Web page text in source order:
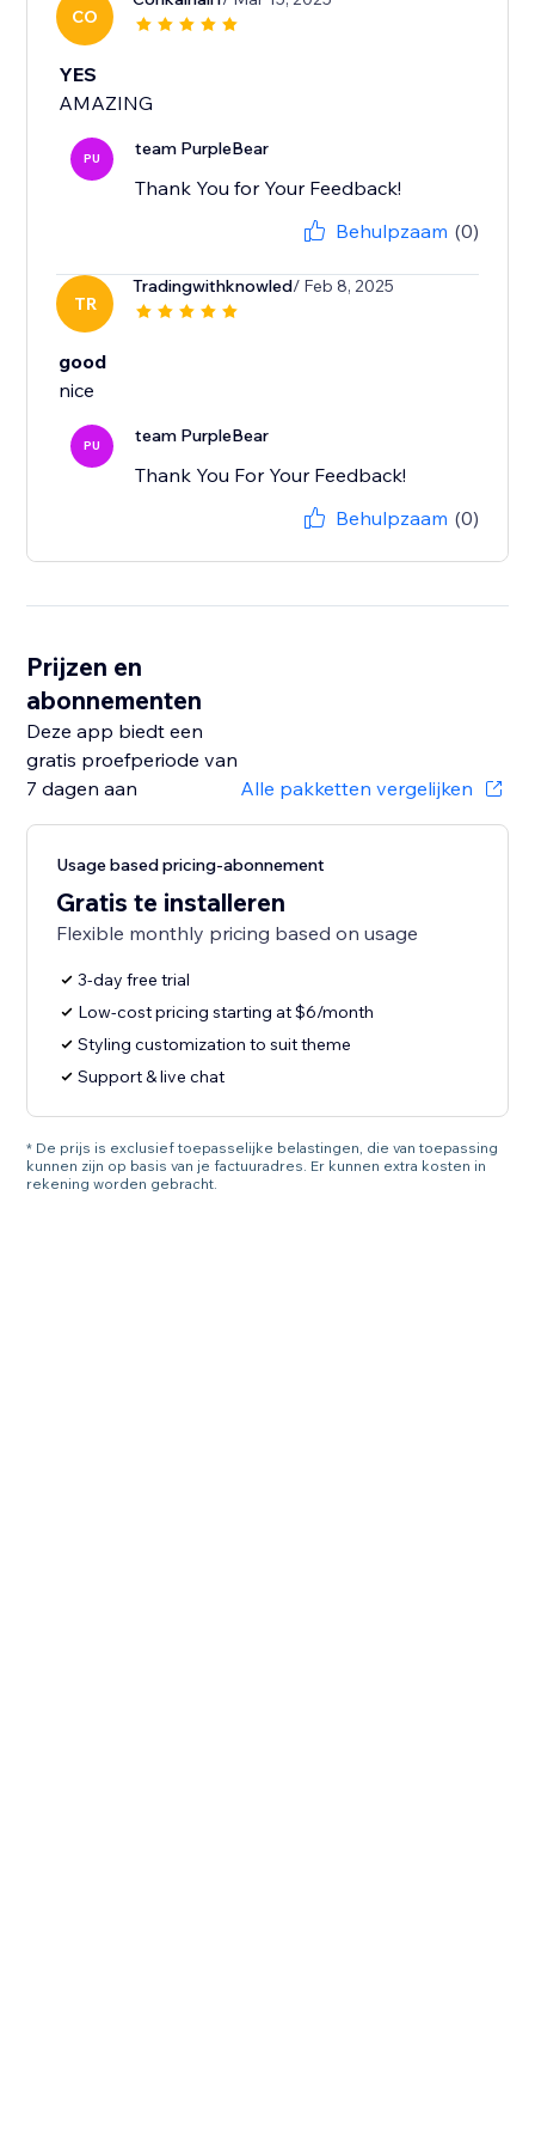
CO
YES
AMAZING
PU team PurpleBear
Thank You for Your Feedback!
Behulpzaam (0)
TR
Tradingwithknowled/ Feb 8, 2025
good
PU team PurpleBear
Thank You For Your Feedback!
Behulpzaam (0)
Prijzen en
abonnementen
Deze app biedt een
gratis proefperiode van
7 dagen aan
Alle pakketten vergelijken
Usage based pricing-abonnement
Gratis te installeren
Flexible monthly pricing based on usage
3-day free trial
Low-cost pricing starting at $6/month
Styling customization to suit theme
Support & live chat
* De prijs is exclusief toepasselijke belastingen, die van toepassing
kunnen zijn op basis van je factuuradres. Er kunnen extra kosten in
rekening worden gebracht.